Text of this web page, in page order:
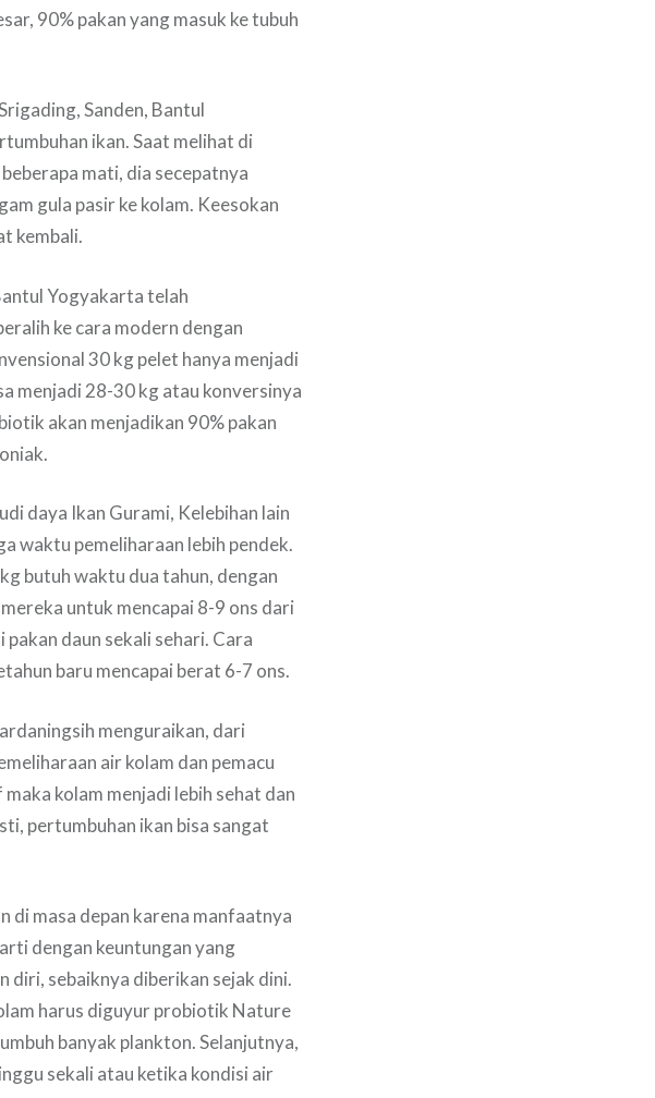
90% pakan yang masuk ke tubuh
Sanden, Bantul
ikan. Saat melihat di
mati, dia secepatnya
gula pasir ke kolam. Keesokan
kembali.
Yogyakarta telah
ke cara modern dengan
30 kg pelet hanya menjadi
menjadi 28-30 kg atau konversinya
akan menjadikan 90% pakan
daya Ikan Gurami, Kelebihan lain
waktu pemeliharaan lebih pendek.
butuh waktu dua tahun, dengan
untuk mencapai 8-9 ons dari
daun sekali sehari. Cara
baru mencapai berat 6-7 ons.
menguraikan, dari
air kolam dan pemacu
kolam menjadi lebih sehat dan
pertumbuhan ikan bisa sangat
di masa depan karena manfaatnya
dengan keuntungan yang
diri, sebaiknya diberikan sejak dini.
harus diguyur probiotik Nature
banyak plankton. Selanjutnya,
sekali atau ketika kondisi air